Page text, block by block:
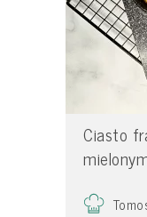
Ciasto